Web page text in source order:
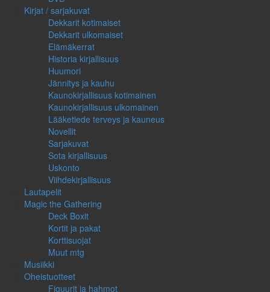
Kirjat / sarjakuvat
Dekkarit kotimaiset
Dekkarit ulkomaiset
Elämäkerrat
Historia kirjallisuus
Huumori
Jännitys ja kauhu
Kaunokirjallisuus kotimainen
Kaunokirjallisuus ulkomainen
Lääketiede terveys ja kauneus
Novellit
Sarjakuvat
Sota kirjallisuus
Uskonto
Viihdekirjallisuus
Lautapelit
Magic the Gathering
Deck Boxit
Kortit ja pakat
Korttisuojat
Muut mtg
Musiikki
Oheistuotteet
Figuurit ja hahmot